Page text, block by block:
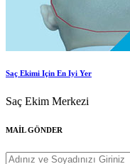
Saç Ekimi Için En Iyi Yer
Saç Ekim Merkezi
MAİL GÖNDER